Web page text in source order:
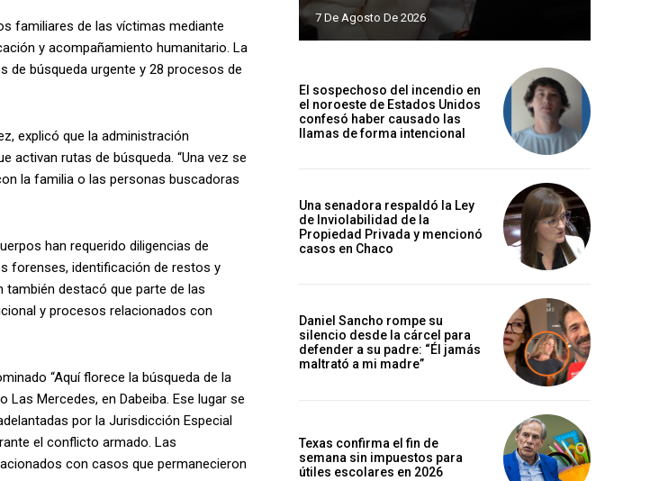
familiares de las víctimas mediante
y acompañamiento humanitario. La
de búsqueda urgente y 28 procesos de
explicó que la administración
activan rutas de búsqueda. “Una vez se
la familia o las personas buscadoras
han requerido diligencias de
forenses, identificación de restos y
destacó que parte de las
y procesos relacionados con
“Aquí florece la búsqueda de la
Mercedes, en Dabeiba. Ese lugar se
por la Jurisdicción Especial
el conflicto armado. Las
con casos que permanecieron
7 De Agosto De 2026
El sospechoso del incendio en
el noroeste de Estados Unidos
confesó haber causado las
llamas de forma intencional
Una senadora respaldó la Ley
de Inviolabilidad de la
Propiedad Privada y mencionó
casos en Chaco
Daniel Sancho rompe su
silencio desde la cárcel para
defender a su padre: “Él jamás
maltrató a mi madre”
Texas confirma el fin de
semana sin impuestos para
útiles escolares en 2026